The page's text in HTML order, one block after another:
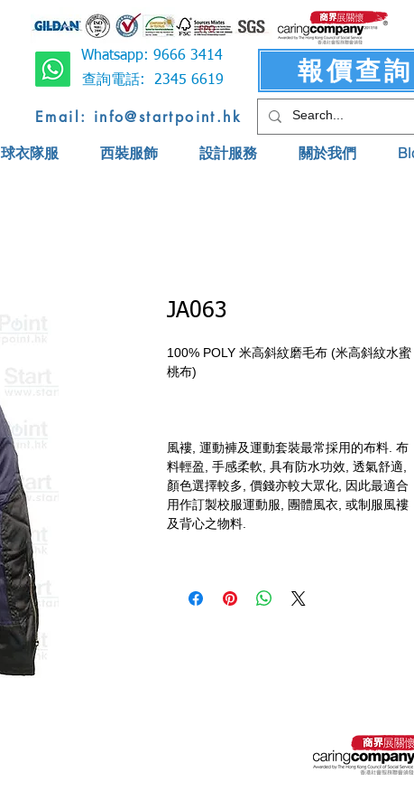
Whatsapp: 9666 3414
球衣隊服 西裝服飾 設計服務 關於我們
Email: info@startpoint.hk
查詢電話: 2345 6619 報價查詢
JA063
100% POLY 米高斜紋磨毛布 (米高斜紋水蜜
風褸, 運動褲及運動套裝最常採用的布料. 布
料輕盈, 手感柔軟, 具有防水功效, 透氣舒適,
顏色選擇較多, 價錢亦較大眾化, 因此最適合
用作訂製校服運動服, 團體風衣, 或制服風褸
及背心之物料.